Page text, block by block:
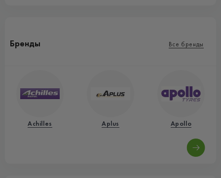
Бренды Все бренды
Achilles Aplus Apollo